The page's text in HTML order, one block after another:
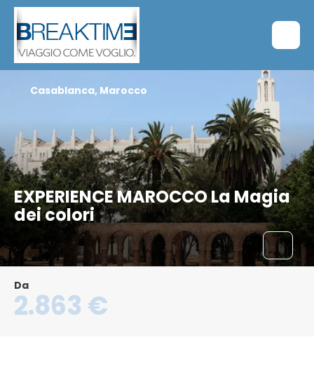
EXPERIENCE MAROCCO La Magia
dei colori
Casablanca, Marocco
Da
2.863 €